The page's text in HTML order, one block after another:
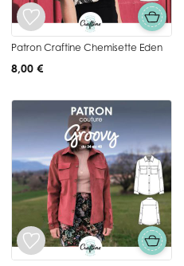
Patron Craftine Chemisette Eden
8,00 €